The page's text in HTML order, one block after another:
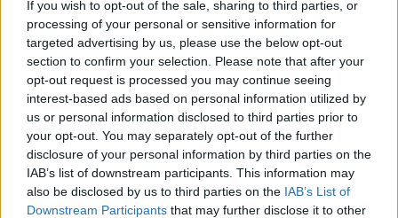
If you wish to opt-out of the sale, sharing to third parties, or
processing of your personal or sensitive information for
targeted advertising by us, please use the below opt-out
section to confirm your selection. Please note that after your
opt-out request is processed you may continue seeing
interest-based ads based on personal information utilized by
us or personal information disclosed to third parties prior to
your opt-out. You may separately opt-out of the further
disclosure of your personal information by third parties on the
IAB’s list of downstream participants. This information may
also be disclosed by us to third parties on the IAB’s List of
Downstream Participants that may further disclose it to other
τους και τις ξαναχρησιμοποιούν.
Το καπάκι της τουαλέτας
Όπως και σε όλες τις τουαλέτας, έτσι και στην
τουαλέτα του αεροπλάνου το καπάκι είναι βασική
εστία μικροβίων και δεν θα σας συμβουλεύαμε να
το ακουμπάτε με γυμνά χέρια.
[ΠΗΓΗ]